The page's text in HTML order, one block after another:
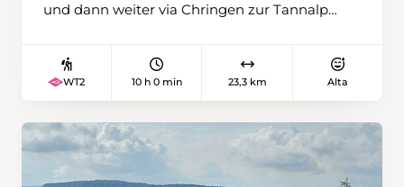
und dann weiter via Chringen zur Tannalp
Gentalstrasse hinunter. Die letzten rund 2
Kilometer laufen wir aus Rücksicht auf die
Bergstrasse entlang zu unserer Herberge im
Hotel Engstlenalp. Am zweiten Tag laufen wir
zuerst über den Engstlensee und danach via
WT2 10 h 0 min 23,3 km Alta